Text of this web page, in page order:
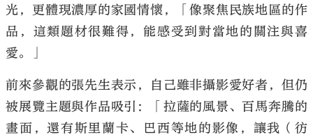
光，更體現濃厚的家國情懷，「像聚焦民族地區的作
品，這類題材很難得，能感受到對當地的關注與喜
愛。」
前來參觀的張先生表示，自己雖非攝影愛好者，但仍
被展覽主題與作品吸引：「拉薩的風景、百馬奔騰的
畫面，還有斯里蘭卡、巴西等地的影像，讓我（彷